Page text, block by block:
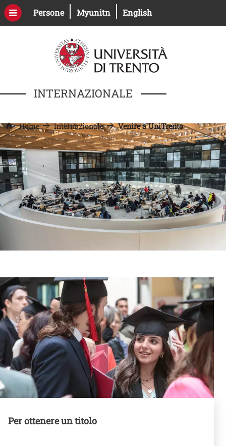
Salta al contenuto principale
PersoneApri il link in una nuova finestra
MyunitnApri il link in una nuova
English
INTERNAZIONALE
Home Internazionale Venire a UniTrento
Per ottenere un titolo